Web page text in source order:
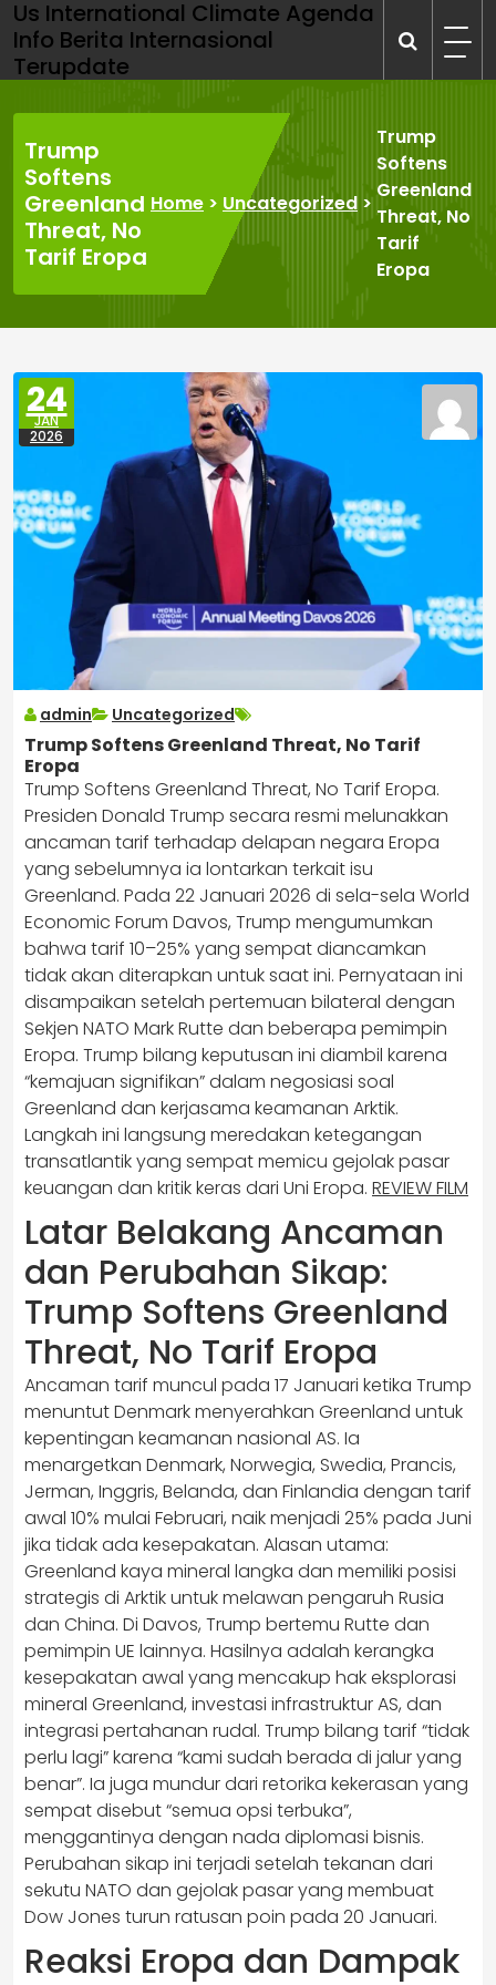
Skip
to
content
Us International Climate Agenda
Info Berita Internasional
Terupdate
Trump
Softens
Greenland
Threat, No
Tarif Eropa
Home > Uncategorized >
Trump
Softens
Greenland
Threat, No
Tarif
Eropa
24
JAN
2026
admin Uncategorized
Trump Softens Greenland Threat, No Tarif
Eropa
Trump Softens Greenland Threat, No Tarif Eropa.
Presiden Donald Trump secara resmi melunakkan
ancaman tarif terhadap delapan negara Eropa
yang sebelumnya ia lontarkan terkait isu
Greenland. Pada 22 Januari 2026 di sela-sela World
Economic Forum Davos, Trump mengumumkan
bahwa tarif 10–25% yang sempat diancamkan
tidak akan diterapkan untuk saat ini. Pernyataan ini
disampaikan setelah pertemuan bilateral dengan
Sekjen NATO Mark Rutte dan beberapa pemimpin
Eropa. Trump bilang keputusan ini diambil karena
“kemajuan signifikan” dalam negosiasi soal
Greenland dan kerjasama keamanan Arktik.
Langkah ini langsung meredakan ketegangan
transatlantik yang sempat memicu gejolak pasar
keuangan dan kritik keras dari Uni Eropa. REVIEW FILM
Latar Belakang Ancaman
dan Perubahan Sikap:
Trump Softens Greenland
Threat, No Tarif Eropa
Ancaman tarif muncul pada 17 Januari ketika Trump
menuntut Denmark menyerahkan Greenland untuk
kepentingan keamanan nasional AS. Ia
menargetkan Denmark, Norwegia, Swedia, Prancis,
Jerman, Inggris, Belanda, dan Finlandia dengan tarif
awal 10% mulai Februari, naik menjadi 25% pada Juni
jika tidak ada kesepakatan. Alasan utama:
Greenland kaya mineral langka dan memiliki posisi
strategis di Arktik untuk melawan pengaruh Rusia
dan China. Di Davos, Trump bertemu Rutte dan
pemimpin UE lainnya. Hasilnya adalah kerangka
kesepakatan awal yang mencakup hak eksplorasi
mineral Greenland, investasi infrastruktur AS, dan
integrasi pertahanan rudal. Trump bilang tarif “tidak
perlu lagi” karena “kami sudah berada di jalur yang
benar”. Ia juga mundur dari retorika kekerasan yang
sempat disebut “semua opsi terbuka”,
menggantinya dengan nada diplomasi bisnis.
Perubahan sikap ini terjadi setelah tekanan dari
sekutu NATO dan gejolak pasar yang membuat
Dow Jones turun ratusan poin pada 20 Januari.
Reaksi Eropa dan Dampak